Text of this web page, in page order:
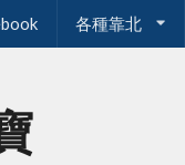
各種靠北